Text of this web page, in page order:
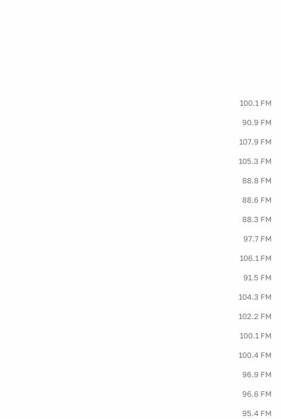
100.1 FM
90.9 FM
107.9 FM
105.3 FM
88.8 FM
88.6 FM
88.3 FM
97.7 FM
106.1 FM
91.5 FM
104.3 FM
102.2 FM
100.1 FM
100.4 FM
96.9 FM
96.6 FM
95.4 FM